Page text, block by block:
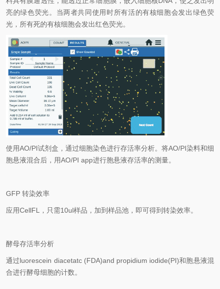
亮的绿色荧光。当两者共同使用时所有活的有核细胞会发出绿色荧
光，所有死的有核细胞会发出红色荧光。
使用AO/PI试剂盒，通过细胞染色进行存活率分析。将AO/PI染料和细
胞悬液混合后，用AO/PI app进行胞悬液存活率的测量。
GFP 转染效率
应用CellFL ，只需10ul样品，加到样品池，即可得到转染效率。
酵母存活率分析
通过luorescein diacetatc (FDA)and propidium iodide(PI)和胞悬液混
合进行酵母细胞的计数。